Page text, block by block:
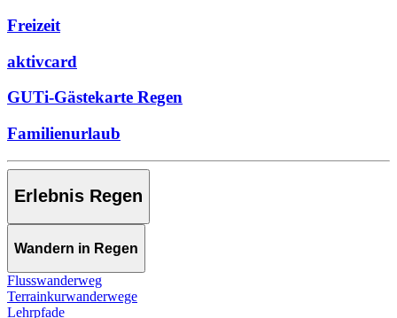
Freizeit
aktivcard
GUTi-Gästekarte Regen
Familienurlaub
Erlebnis Regen
Wandern in Regen
Flusswanderweg
Terrainkurwanderwege
Lehrpfade